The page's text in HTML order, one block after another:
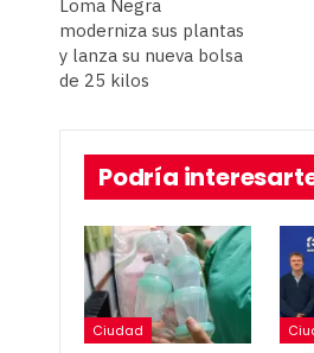
Loma Negra
moderniza sus plantas
y lanza su nueva bolsa
de 25 kilos
Podría
Ciudad